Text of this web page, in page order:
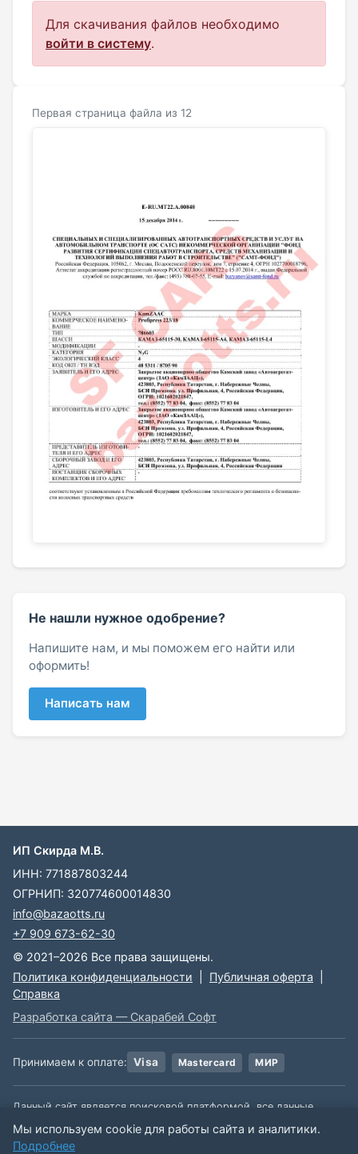
Для скачивания файлов необходимо
войти в систему.
Первая страница файла из 12
Не нашли нужное одобрение?
Напишите нам, и мы поможем его найти или
оформить!
Написать нам
ИП Скирда М.В.
ИНН: 771887803244
ОГРНИП: 320774600014830
info@bazaotts.ru
+7 909 673-62-30
© 2021–2026 Все права защищены.
Политика конфиденциальности
Публичная оферта
Справка
Разработка сайта — Скарабей Софт
Принимаем к оплате: Visa Mastercard МИР
Данный сайт является поисковой платформой, все данные,
размещенные на сайте, взяты из открытых источников. Мы не
несем ответственности за содержимое данной информации.
Мы используем cookie для работы сайта и аналитики.
Подробнее